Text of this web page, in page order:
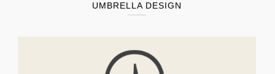
UMBRELLA DESIGN